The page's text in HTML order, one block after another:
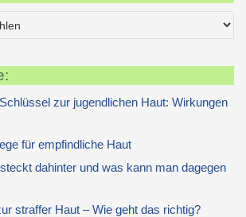
zur jugendlichen Haut: Wirkungen
für empfindliche Haut
dahinter und was kann man dagegen
straffer Haut – Wie geht das richtig?